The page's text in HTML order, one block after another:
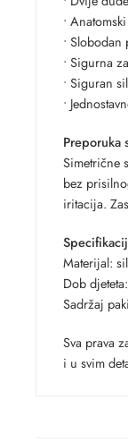
•
• Slobodan
• Sigurna
• Siguran
•
Simetrične
bez
iritacija.
Materijal:
Dob
Sadržaj
Sva prava
i u svim